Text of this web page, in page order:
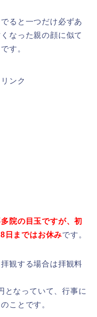
ると一つだけ必ずあ
なった親の顔に似て
す。
ンク
院の目玉ですが、初
日まではお休みです。
観する場合は拝観料
となっていて、行事に
ことです。